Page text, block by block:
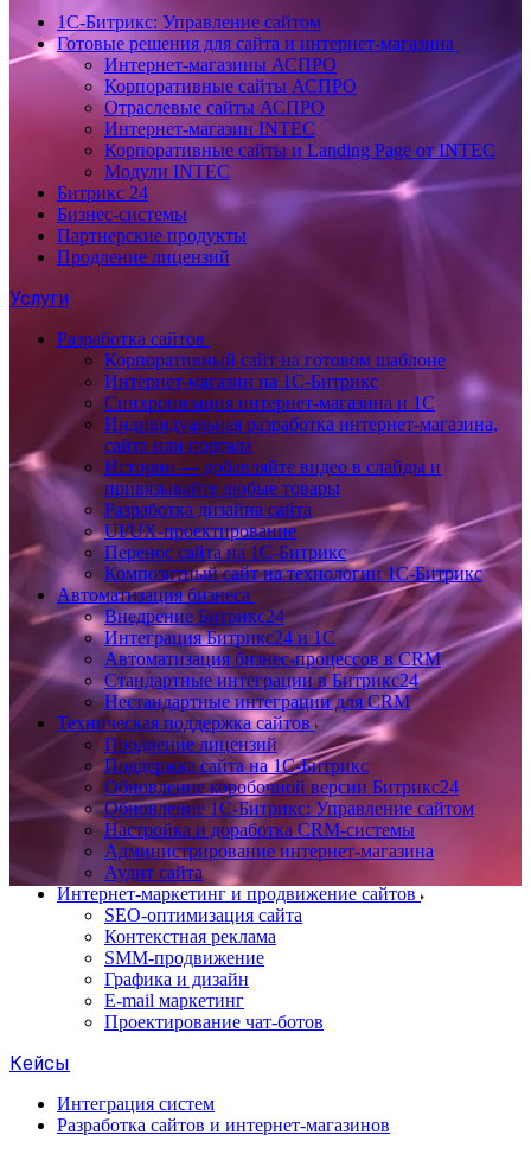
1С-Битрикс: Управление сайтом
Готовые решения для сайта и интернет-магазина
Интернет-магазины АСПРО
Корпоративные сайты АСПРО
Отраслевые сайты АСПРО
Интернет-магазин INTEC
Корпоративные сайты и Landing Page от INTEC
Модули INTEC
Битрикс 24
Бизнес-системы
Партнерские продукты
Продление лицензий
Услуги
Разработка сайтов
Корпоративный сайт на готовом шаблоне
Интернет-магазин на 1С-Битрикс
Синхронизация интернет-магазина и 1С
Индивидуальная разработка интернет-магазина,
сайта или портала
Истории — добавляйте видео в слайды и
привязывайте любые товары
Разработка дизайна сайта
UI/UX-проектирование
Перенос сайта на 1С-Битрикс
Композитный сайт на технологии 1С-Битрикс
Автоматизация бизнеса
Внедрение Битрикс24
Интеграция Битрикс24 и 1С
Автоматизация бизнес-процессов в CRM
Стандартные интеграции в Битрикс24
Нестандартные интеграции для CRM
Техническая поддержка сайтов
Продление лицензий
Поддержка сайта на 1С-Битрикс
Обновление коробочной версии Битрикс24
Обновление 1С-Битрикс: Управление сайтом
Настройка и доработка CRM-системы
Администрирование интернет-магазина
Аудит сайта
Интернет-маркетинг и продвижение сайтов
SEO-оптимизация сайта
Контекстная реклама
SMM-продвижение
Графика и дизайн
E-mail маркетинг
Проектирование чат-ботов
Кейсы
Интеграция систем
Разработка сайтов и интернет-магазинов